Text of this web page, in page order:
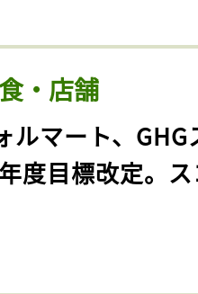
・店舗
ルマート、GHG
度目標改定。